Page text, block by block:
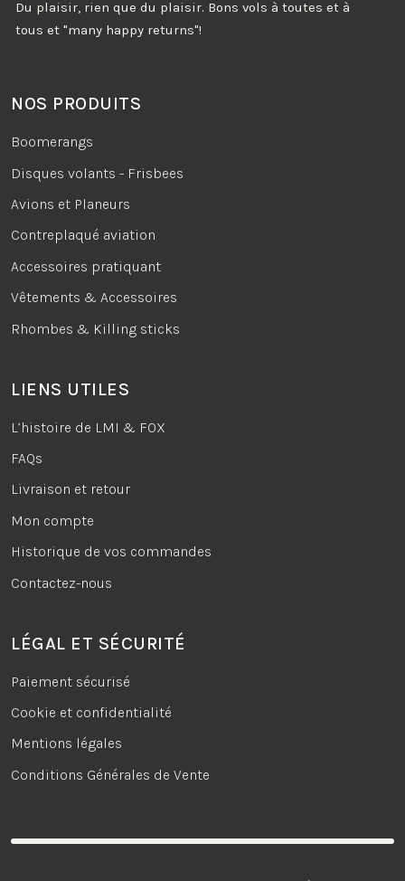
Du plaisir, rien que du plaisir. Bons vols à toutes et à
tous et "many happy returns"!
NOS PRODUITS
Boomerangs
Disques volants - Frisbees
Avions et Planeurs
Contreplaqué aviation
Accessoires pratiquant
Vêtements & Accessoires
Rhombes & Killing sticks
LIENS UTILES
L’histoire de LMI & FOX
FAQs
Livraison et retour
Mon compte
Historique de vos commandes
Contactez-nous
LÉGAL ET SÉCURITÉ
Paiement sécurisé
Cookie et confidentialité
Mentions légales
Conditions Générales de Vente